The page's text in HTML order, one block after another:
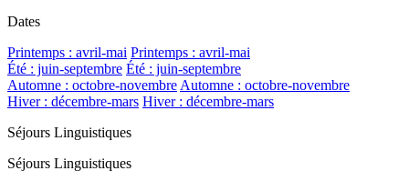
Dates
Printemps : avril-mai Printemps : avril-mai
Été : juin-septembre Été : juin-septembre
Automne : octobre-novembreAutomne : octobre-novembre
Hiver : décembre-mars Hiver : décembre-mars
Séjours Linguistiques
Séjours Linguistiques